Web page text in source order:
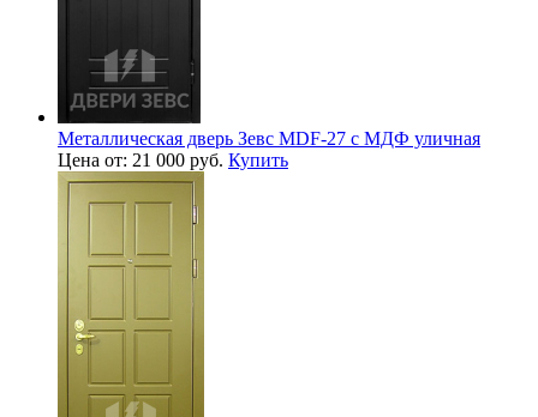
Металлическая дверь Зевс MDF-27 с МДФ уличная
Цена от: 21 000 руб. Купить